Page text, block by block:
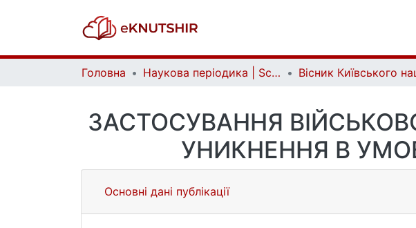
Головна Наукова періодика | Scientific periodicals
ЗАСТОСУВАННЯ
УНИКНЕННЯ В
Основні дані публікації